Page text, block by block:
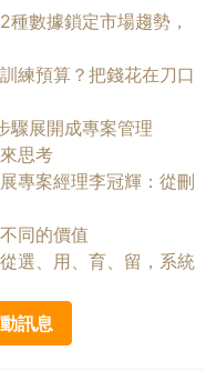
數據鎖定市場趨勢，
練預算？把錢花在刀口
驟展開成專案管理
思考
專案經理李冠輝：從刪
同的價值
選、用、育、留，系統
訊息